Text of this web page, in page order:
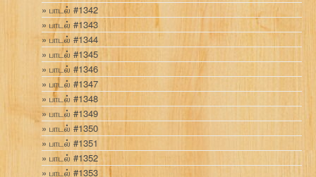
பாடல் #1342
பாடல் #1343
பாடல் #1344
பாடல் #1345
பாடல் #1346
பாடல் #1347
பாடல் #1348
பாடல் #1349
பாடல் #1350
பாடல் #1351
பாடல் #1352
பாடல் #1353